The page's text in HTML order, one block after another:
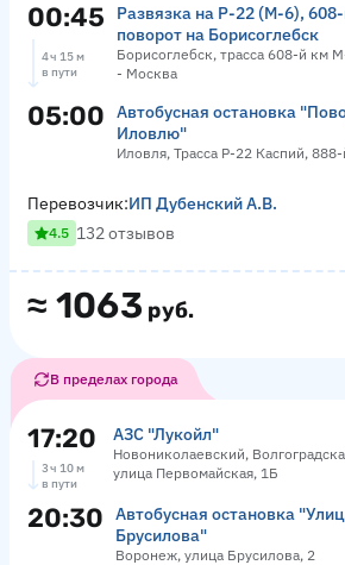
00:45
Развязка на Р-22 (М-6),
поворот на Борисоглебск
Борисоглебск, трасса 608-й км
- Москва
4 ч 15 м
в пути
05:00
Автобусная остановка
Иловлю"
Иловля, Трасса Р-22 Каспий,
≈ 1063 руб.
Перевозчик:ИП Дубенский А.В.
4.5 132 отзывов
В пределах города
17:20 АЗС "Лукойл"
Новониколаевский,
улица Первомайская, 1Б
3 ч 10 м
в пути
20:30
Автобусная остановка
Брусилова"
Воронеж, улица Брусилова, 2